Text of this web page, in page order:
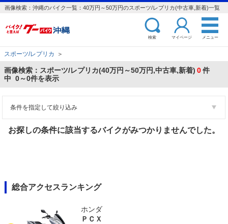
画像検索：沖縄のバイク一覧：40万円～50万円のスポーツ/レプリカ(中古車,新着)一覧
検索 マイページ メニュー
スポーツ/レプリカ ＞
画像検索：スポーツ/レプリカ(40万円～50万円,中古車,新着) 0件
中 0～0件を表示
条件を指定して絞り込み
お探しの条件に該当するバイクがみつかりませんでした。
総合アクセスランキング
ホンダ
ＰＣＸ